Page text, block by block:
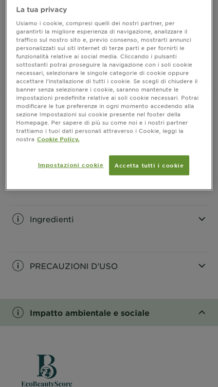
Un colore così naturale che sembra il tuo!
FORMATO 1 KIT
ACQUISTA ORA
Dove acquistare
Risultati
Ingredienti
PRECAUZIONI D’USO
Impatto ambientale e sociale
La tua privacy
Usiamo i cookie, compresi quelli dei nostri partner, per
garantirti la migliore esperienza di navigazione, analizzare il
traffico sul nostro sito e, previo consenso, mostrarti annunci
personalizzati sui siti internet di terze parti e per fornirti le
funzionalità relative ai social media. Cliccando i pulsanti
sottostanti potrai proseguire la navigazione con i soli cookie
necessari, selezionare le singole categorie di cookie oppure
accettare l’installazione di tutti i cookie. Se scegli di chiudere il
banner senza selezionare i cookie, saranno mantenute le
impostazioni predefinite relative ai soli cookie necessari. Potrai
modificare le tue preferenze in ogni momento accedendo alla
sezione Impostazioni sui cookie presente nel footer della
Homepage. Per sapere di più su come noi e i nostri partner
trattiamo i tuoi dati personali attraverso i Cookie, leggi la
nostra Cookie Policy.
Impostazioni cookie Accetta tutti i cookie